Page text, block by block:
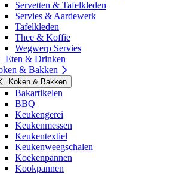
Servetten & Tafelkleden
Servies & Aardewerk
Tafelkleden
Thee & Koffie
Wegwerp Servies
Eten & Drinken
& Bakken
Koken & Bakken
Bakartikelen
BBQ
Keukengerei
Keukenmessen
Keukentextiel
Keukenweegschalen
Koekenpannen
Kookpannen